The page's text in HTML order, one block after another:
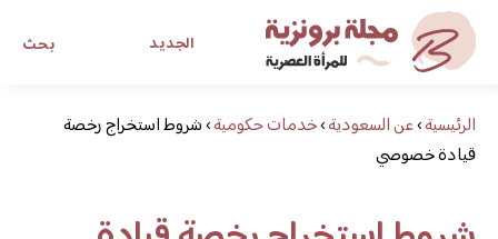
بحث الجديد
مجلة برونزية للفتاة العصريةالرئيسية›عن السعودية›خدمات حكومية›شروط استخراج رخصة
قيادة خصوصي